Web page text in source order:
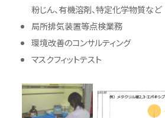
粉じん、有機溶剤、特定化学物質など
局所排気装置等点検業務
環境改善のコンサルティング
マスクフィットテスト